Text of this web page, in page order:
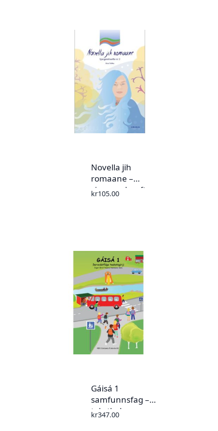
Novella jih
romaane –
sjangereheefte nr.
kr105.00
Gáisá 1
samfunnsfag –
tekstbok
kr347.00